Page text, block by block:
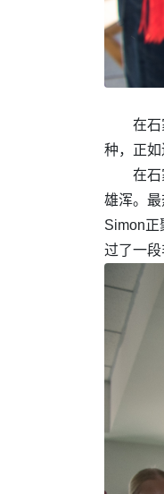
在石
种，正如
在
雄浑。
Simon正
过了一段